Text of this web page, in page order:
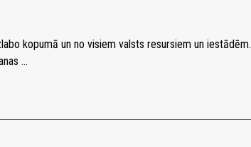
kopumā un no visiem valsts resursiem un iestādēm.
...